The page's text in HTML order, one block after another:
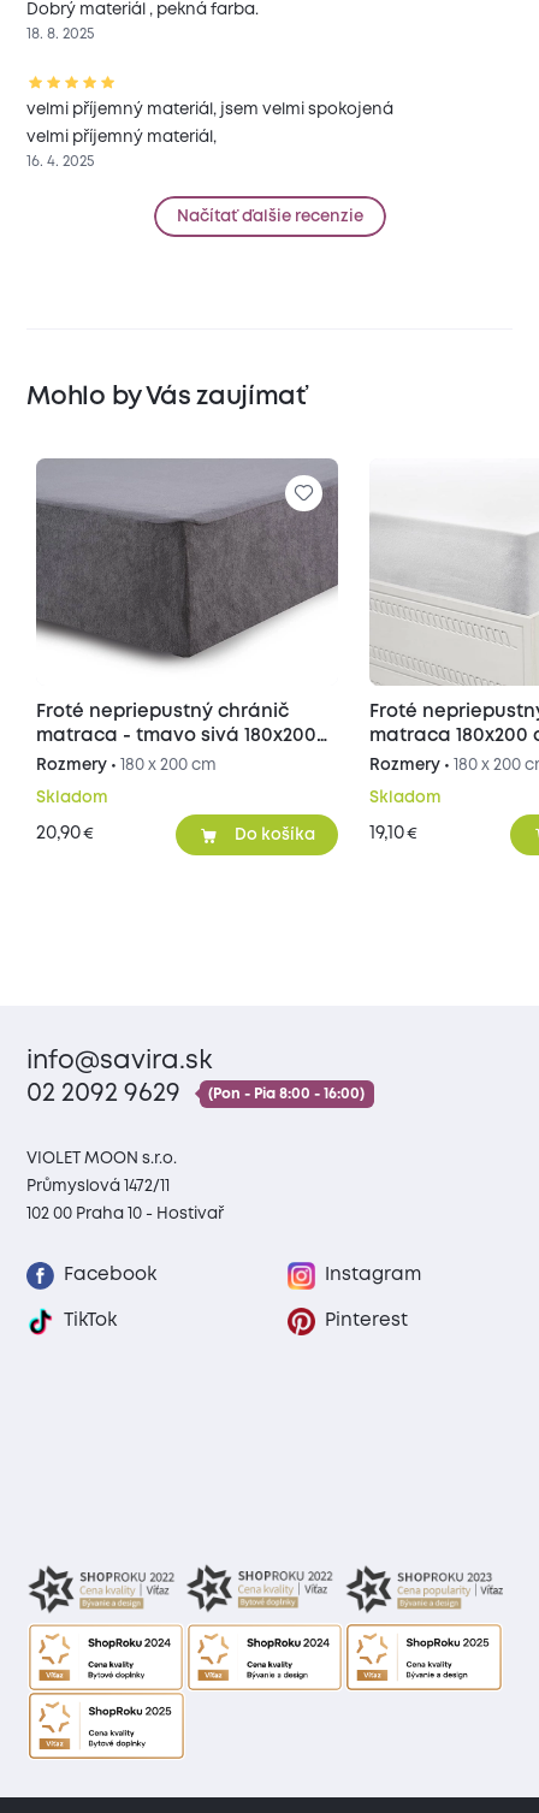
Dobrý materiál , pekná farba.
18. 8. 2025
velmi příjemný materiál, jsem velmi spokojená
velmi příjemný materiál,
16. 4. 2025
Načítať ďalšie recenzie
Mohlo by Vás zaujímať
Froté nepriepustný chránič
matraca - tmavo sivá 180x200
cm
Rozmery • 180 x 200 cm
Skladom
20,90€ Do košíka
Froté
matraca 180x200
Rozmery • 180 x 200
Skladom
19,10€
info@savira.sk
02 2092 9629
(Pon - Pia 8:00 - 16:00)
VIOLET MOON s.r.o.
Průmyslová 1472/11
102 00 Praha 10 - Hostivař
Facebook Instagram
TikTok Pinterest